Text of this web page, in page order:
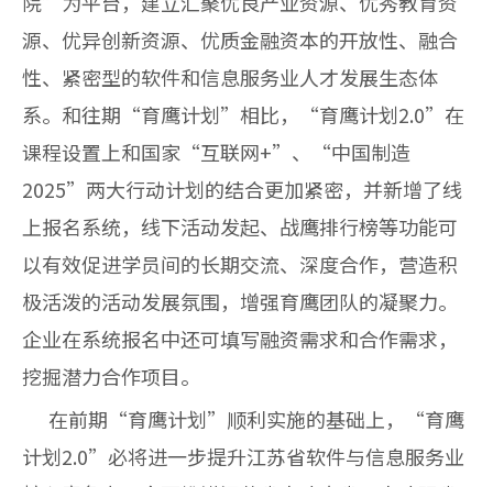
源、优异创新资源、优质金融资本的开放性、融合
性、紧密型的软件和信息服务业人才发展生态体
系。和往期“育鹰计划”相比，“育鹰计划2.0”在
课程设置上和国家“互联网+”、“中国制造
2025”两大行动计划的结合更加紧密，并新增了线
上报名系统，线下活动发起、战鹰排行榜等功能可
以有效促进学员间的长期交流、深度合作，营造积
极活泼的活动发展氛围，增强育鹰团队的凝聚力。
企业在系统报名中还可填写融资需求和合作需求，
挖掘潜力合作项目。
在前期“育鹰计划”顺利实施的基础上，“育鹰
计划2.0”必将进一步提升江苏省软件与信息服务业